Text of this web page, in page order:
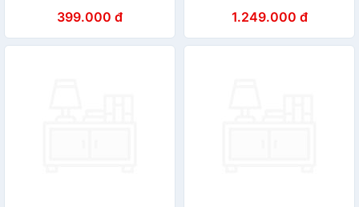
10cm x 7cm hợp mệnh HỎA
THỔ trưng rất đẹp xinh may
mắn ạ
399.000 đ
Anh Chị Đặt Bàn Làm Việc
Bàn Thờ Thần Tài May Mắn
Thu Hút Tài Lộc ạ
1.249.000 đ